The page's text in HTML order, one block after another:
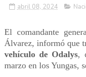
abril 08, 2024
El comandante
Álvarez, informó que
vehículo de Odalys,
marzo en los Yungas,